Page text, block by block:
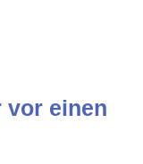
vor einen